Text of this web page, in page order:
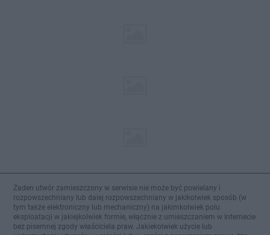
Żaden utwór zamieszczony w serwisie nie może być powielany i
rozpowszechniany lub dalej rozpowszechniany w jakikolwiek sposób (w
tym także elektroniczny lub mechaniczny) na jakimkolwiek polu
eksploatacji w jakiejkolwiek formie, włącznie z umieszczaniem w Internecie
bez pisemnej zgody właściciela praw. Jakiekolwiek użycie lub